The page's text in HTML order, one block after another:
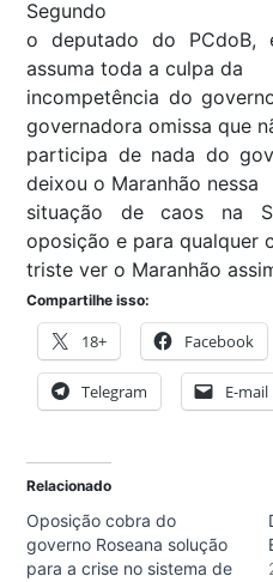
Segundo
o deputado do PCdoB,
assuma toda a culpa da
incompetência do
governadora omissa que
participa de nada do
deixou o Maranhão nessa
situação de caos na
oposição e para qualquer
triste ver o Maranhão
Compartilhe isso:
18+ Facebook
Telegram E-mail
Relacionado
Oposição cobra do
governo Roseana solução
para a crise no sistema de